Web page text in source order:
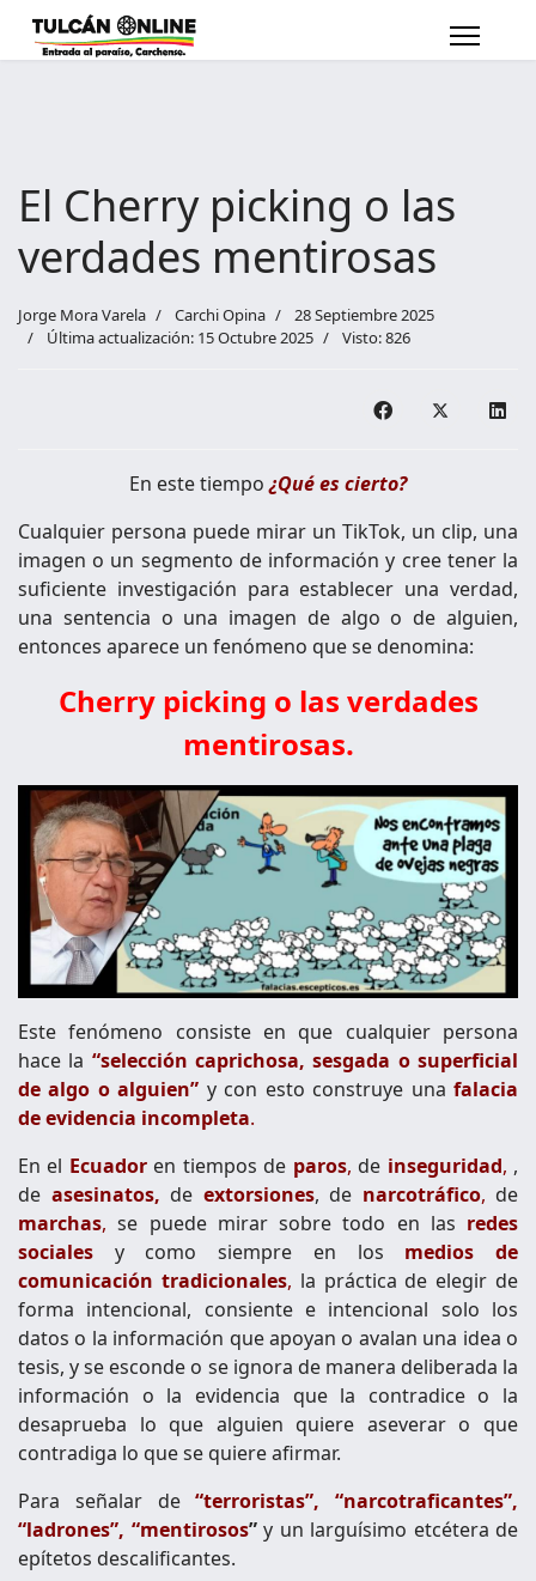
El Cherry picking o las
verdades mentirosas
Jorge Mora Varela Carchi Opina
28 Septiembre 2025
Última actualización: 15 Octubre 2025
Visto: 826
En este tiempo¿Qué es cierto?
Cualquier persona puede mirar un TikTok, un clip, una
imagen o un segmento de información y cree tener la
suficiente investigación para establecer una verdad,
una sentencia o una imagen de algo o de alguien,
entonces aparece un fenómeno que se denomina:
Cherry picking o las verdades
mentirosas.
Este fenómeno consiste en que cualquier persona
hace la “selección caprichosa, sesgada o superficial
de algo o alguien” y con esto construye unafalacia
de evidencia incompleta.
En el Ecuadoren tiempos de paros, de inseguridad, ,
de asesinatos, de extorsiones, de narcotráfico, de
marchas, se puede mirar sobre todo en las redes
sociales y como siempre en los medios de
comunicación tradicionales, la práctica de elegir de
forma intencional, consiente e intencional solo los
datos o la información que apoyan o avalan una idea o
tesis, y se esconde o se ignora de manera deliberada la
información o la evidencia que la contradice o la
desaprueba lo que alguien quiere aseverar o que
contradiga lo que se quiere afirmar.
Para señalar de“terroristas”, “narcotraficantes”,
“ladrones”, “mentirosos”y un larguísimo etcétera de
epítetos descalificantes.